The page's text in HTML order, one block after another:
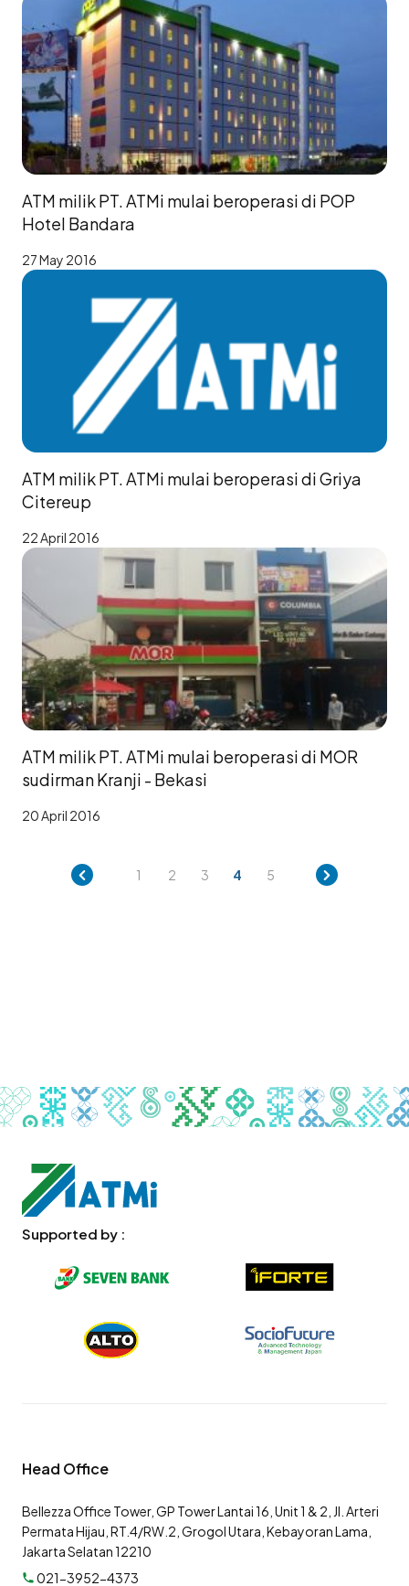
ATM milik PT. ATMi mulai beroperasi di POP
Hotel Bandara
27 May 2016
ATM milik PT. ATMi mulai beroperasi di Griya
Citereup
22 April 2016
ATM milik PT. ATMi mulai beroperasi di MOR
sudirman Kranji - Bekasi
20 April 2016
1 2 3 4 5
Supported by :
Head Office
Bellezza Office Tower, GP Tower Lantai 16, Unit 1 & 2, Jl. Arteri
Permata Hijau, RT.4/RW.2, Grogol Utara, Kebayoran Lama,
Jakarta Selatan 12210
021-3952-4373